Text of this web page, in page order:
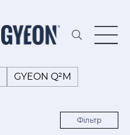
GYEON Q²M
Фільтр